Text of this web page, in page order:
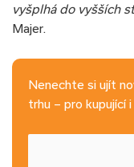
vyšplhá do vyšších
Majer.
Nenechte si ujít
trhu – pro kupující